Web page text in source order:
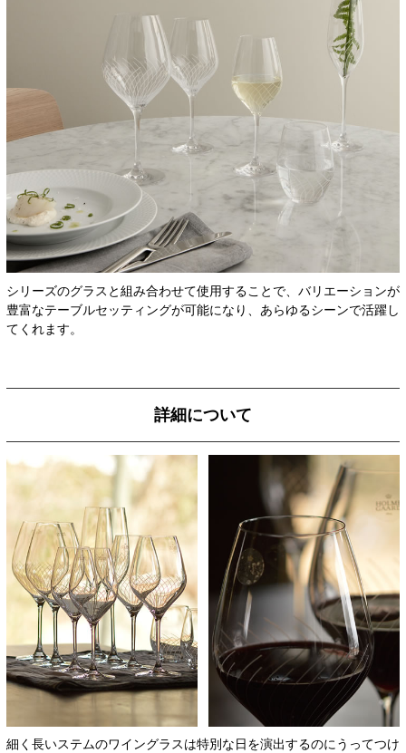
シリーズのグラスと組み合わせて使用することで、バリエーションが
豊富なテーブルセッティングが可能になり、あらゆるシーンで活躍し
てくれます。
詳細について
細く長いステムのワイングラスは特別な日を演出するのにうってつけ